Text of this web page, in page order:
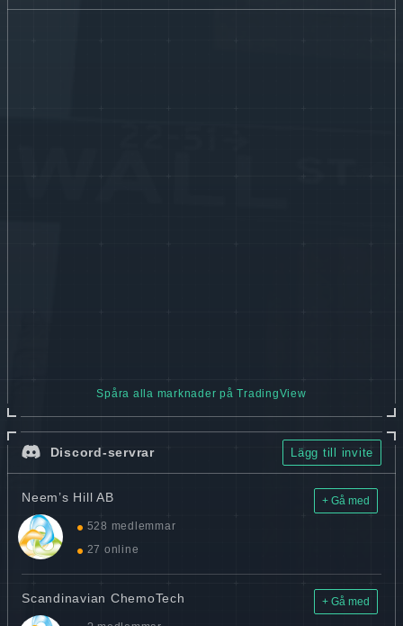
Spåra alla marknader på TradingView
Discord-servrar Lägg till invite
Neem’s Hill AB
528 medlemmar
27 online
+ Gå med
Scandinavian ChemoTech + Gå med